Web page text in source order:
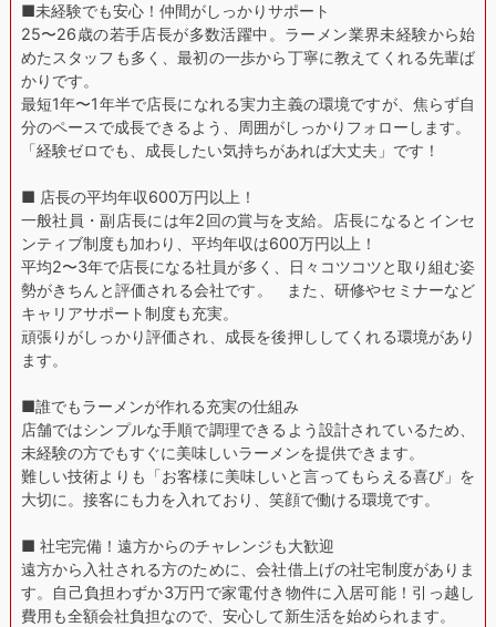
■未経験でも安心！仲間がしっかりサポート
25〜26歳の若手店長が多数活躍中。ラーメン業界未経験から始
めたスタッフも多く、最初の一歩から丁寧に教えてくれる先輩ば
かりです。
最短1年〜1年半で店長になれる実力主義の環境ですが、焦らず自
分のペースで成長できるよう、周囲がしっかりフォローします。
「経験ゼロでも、成長したい気持ちがあれば大丈夫」です！
■ 店長の平均年収600万円以上！
一般社員・副店長には年2回の賞与を支給。店長になるとインセ
ンティブ制度も加わり、平均年収は600万円以上！
平均2〜3年で店長になる社員が多く、日々コツコツと取り組む姿
勢がきちんと評価される会社です。 また、研修やセミナーなど
キャリアサポート制度も充実。
頑張りがしっかり評価され、成長を後押ししてくれる環境があり
ます。
■誰でもラーメンが作れる充実の仕組み
店舗ではシンプルな手順で調理できるよう設計されているため、
未経験の方でもすぐに美味しいラーメンを提供できます。
難しい技術よりも「お客様に美味しいと言ってもらえる喜び」を
大切に。接客にも力を入れており、笑顔で働ける環境です。
■ 社宅完備！遠方からのチャレンジも大歓迎
遠方から入社される方のために、会社借上げの社宅制度がありま
す。自己負担わずか3万円で家電付き物件に入居可能！引っ越し
費用も全額会社負担なので、安心して新生活を始められます。